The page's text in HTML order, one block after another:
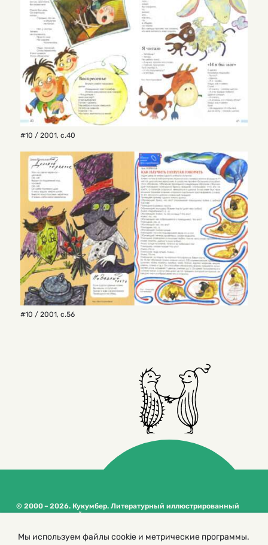
#10 / 2001, с.40
#10 / 2001, с.56
© 2000 – 2026. Кукумбер. Литературный иллюстрированный
журнал для детей
сайта
Мы используем файлы cookie и метрические программы.